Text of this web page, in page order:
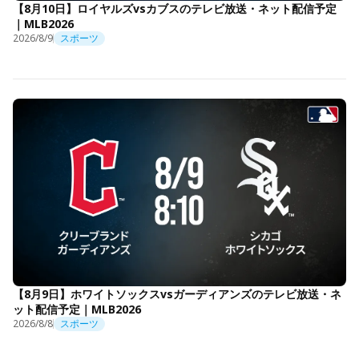
【8月10日】ロイヤルズvsカブスのテレビ放送・ネット配信予定
｜MLB2026
2026/8/9 スポーツ
【8月9日】ホワイトソックスvsガーディアンズのテレビ放送・ネ
ット配信予定｜MLB2026
2026/8/8 スポーツ